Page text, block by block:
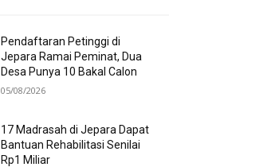
Pendaftaran Petinggi di
Jepara Ramai Peminat, Dua
Desa Punya 10 Bakal Calon
05/08/2026
17 Madrasah di Jepara Dapat
Bantuan Rehabilitasi Senilai
Rp1 Miliar